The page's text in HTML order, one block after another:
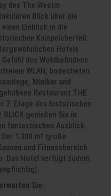
des The Westin
Blick über die
Einblick in die
Kaispeicherteil.
Hotels
des Wohlbefindens.
WLAN, bodentiefen
Minibar und
Restaurant THE
7. Etage des historischen
BLICK genießen Sie in
fantastischen Ausblick
1.300 m² große
und Fitnessbereich
Das Hotel verfügt zudem
erwarten Sie: